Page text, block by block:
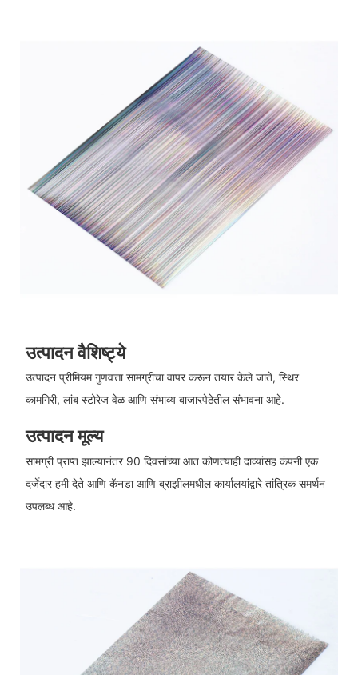
उत्पादन वैशिष्ट्ये
उत्पादन प्रीमियम गुणवत्ता सामग्रीचा वापर करून तयार केले जाते, स्थिर
कामगिरी, लांब स्टोरेज वेळ आणि संभाव्य बाजारपेठेतील संभावना आहे.
उत्पादन मूल्य
सामग्री प्राप्त झाल्यानंतर 90 दिवसांच्या आत कोणत्याही दाव्यांसह कंपनी एक
दर्जेदार हमी देते आणि कॅनडा आणि ब्राझीलमधील कार्यालयांद्वारे तांत्रिक समर्थन
उपलब्ध आहे.